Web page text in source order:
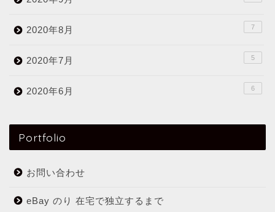
2020年8月 7
2020年7月 5
2020年6月 6
Portfolio
お問い合わせ
eBay のり 在宅で独立するまで